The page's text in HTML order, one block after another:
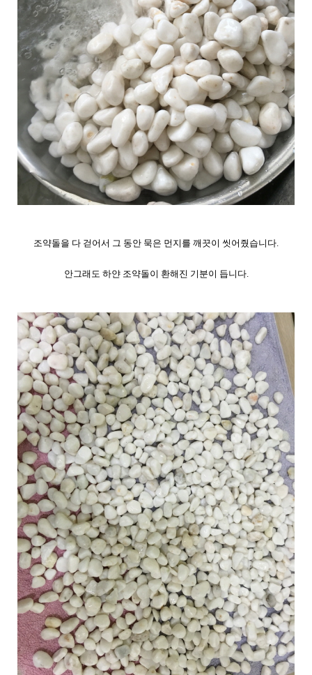
조약돌을 다 걷어서 그 동안 묵은 먼지를 깨끗이 씻어줬습니다.
안그래도 하얀 조약돌이 환해진 기분이 듭니다.